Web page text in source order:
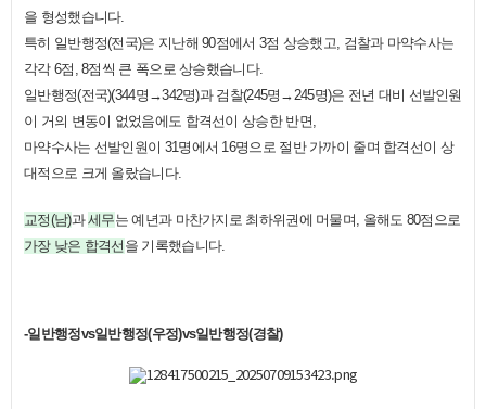
을 형성했습니다.
특히 일반행정(전국)은 지난해 90점에서 3점 상승했고, 검찰과 마약수사는
각각 6점, 8점씩 큰 폭으로 상승했습니다.
일반행정(전국)(344명→342명)과 검찰(245명→245명)은 전년 대비 선발인원
이 거의 변동이 없었음에도 합격선이 상승한 반면,
마약수사는 선발인원이 31명에서 16명으로 절반 가까이 줄며 합격선이 상
대적으로 크게 올랐습니다.
교정(남)과세무는 예년과 마찬가지로 최하위권에 머물며, 올해도 80점으로
가장 낮은 합격선 을 기록했습니다.​
-일반행정vs일반행정(우정)vs일반행정(경찰)